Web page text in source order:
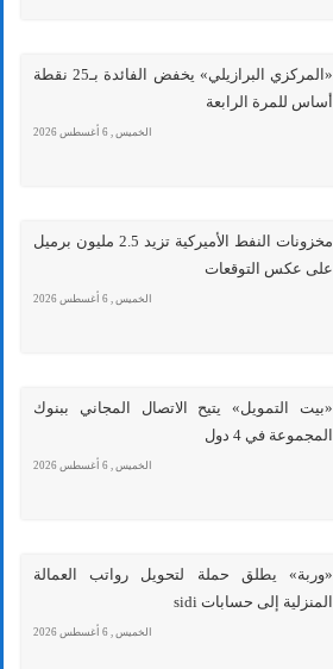
«المركزي البرازيلي» يخفض الفائدة بـ25 نقطة
أساس للمرة الرابعة
الخميس , 6 أغسطس 2026
مخزونات النفط الأميركية تزيد 2.5 مليون برميل
على عكس التوقعات
الخميس , 6 أغسطس 2026
«بيت التمويل» يتيح الاتصال المجاني ببنوك
المجموعة في 4 دول
الخميس , 6 أغسطس 2026
«وربة» يطلق حملة لتحويل رواتب العمالة
المنزلية إلى حسابات sidi
الخميس , 6 أغسطس 2026